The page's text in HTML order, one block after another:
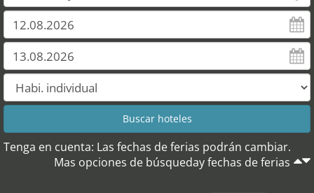
Tenga en cuenta: Las fechas de ferias podrán cambiar.
Mas opciones de búsqueday fechas de ferias